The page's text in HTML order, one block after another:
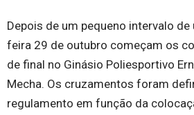
Depois de um pequeno intervalo
feira 29 de outubro começam os
de final no Ginásio Poliesportivo
Mecha. Os cruzamentos foram
regulamento em função da